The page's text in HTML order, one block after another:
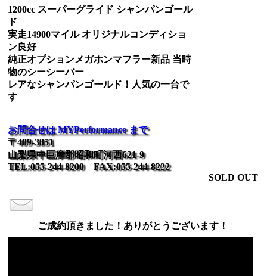
1200cc スーパーグライド シャンパンゴール
ド
実走14900マイル オリジナルコンディショ
ン良好
純正オプションメガホンマフラー新品 当時
物のシーシーバー
レアなシャンパンゴールド！人気の一台で
す
お問合せは MYPerformance まで
〒409-3851
山梨県中巨摩郡昭和町河西621-9
TEL:055-244-8200 FAX:055-244-8222
SOLD OUT
ご成約頂きました！ありがとうございます！